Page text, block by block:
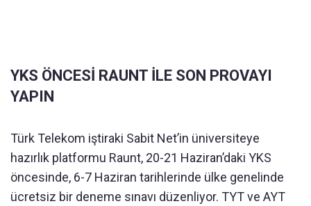
YKS ÖNCESİ RAUNT İLE SON PROVAYI
YAPIN
Türk Telekom iştiraki Sabit Net’in üniversiteye
hazırlık platformu Raunt, 20-21 Haziran’daki YKS
öncesinde, 6-7 Haziran tarihlerinde ülke genelinde
ücretsiz bir deneme sınavı düzenliyor. TYT ve AYT